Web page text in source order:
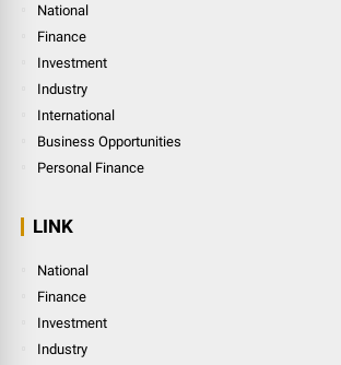
National
Finance
Investment
Industry
International
Business Opportunities
Personal Finance
LINK
National
Finance
Investment
Industry